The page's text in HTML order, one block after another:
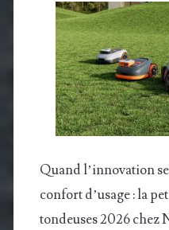
Quand l’innovation
confort d’usage : la
tondeuses 2026 chez